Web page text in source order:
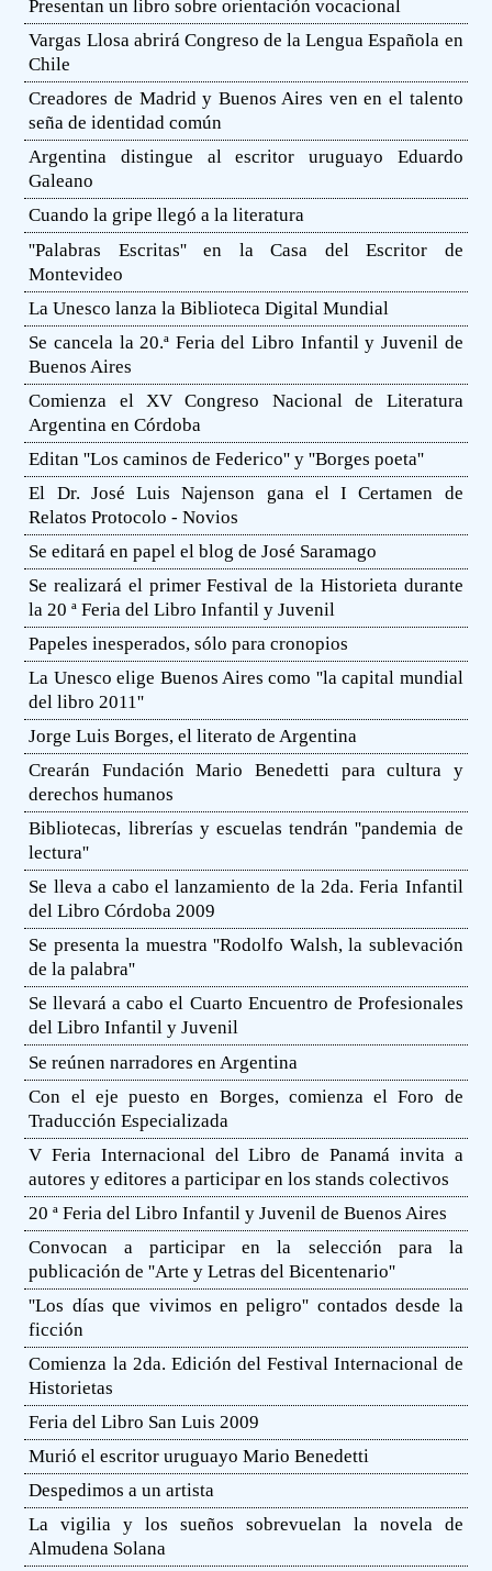
Presentan un libro sobre orientación vocacional
Vargas Llosa abrirá Congreso de la Lengua Española en
Chile
Creadores de Madrid y Buenos Aires ven en el talento
seña de identidad común
Argentina distingue al escritor uruguayo Eduardo
Galeano
Cuando la gripe llegó a la literatura
''Palabras Escritas'' en la Casa del Escritor de
Montevideo
La Unesco lanza la Biblioteca Digital Mundial
Se cancela la 20.ª Feria del Libro Infantil y Juvenil de
Buenos Aires
Comienza el XV Congreso Nacional de Literatura
Argentina en Córdoba
Editan ''Los caminos de Federico'' y ''Borges poeta''
El Dr. José Luis Najenson gana el I Certamen de
Relatos Protocolo - Novios
Se editará en papel el blog de José Saramago
Se realizará el primer Festival de la Historieta durante
la 20 ª Feria del Libro Infantil y Juvenil
Papeles inesperados, sólo para cronopios
La Unesco elige Buenos Aires como ''la capital mundial
del libro 2011''
Jorge Luis Borges, el literato de Argentina
Crearán Fundación Mario Benedetti para cultura y
derechos humanos
Bibliotecas, librerías y escuelas tendrán ''pandemia de
lectura''
Se lleva a cabo el lanzamiento de la 2da. Feria Infantil
del Libro Córdoba 2009
Se presenta la muestra ''Rodolfo Walsh, la sublevación
de la palabra''
Se llevará a cabo el Cuarto Encuentro de Profesionales
del Libro Infantil y Juvenil
Se reúnen narradores en Argentina
Con el eje puesto en Borges, comienza el Foro de
Traducción Especializada
V Feria Internacional del Libro de Panamá invita a
autores y editores a participar en los stands colectivos
20 ª Feria del Libro Infantil y Juvenil de Buenos Aires
Convocan a participar en la selección para la
publicación de ''Arte y Letras del Bicentenario''
''Los días que vivimos en peligro'' contados desde la
ficción
Comienza la 2da. Edición del Festival Internacional de
Historietas
Feria del Libro San Luis 2009
Murió el escritor uruguayo Mario Benedetti
Despedimos a un artista
La vigilia y los sueños sobrevuelan la novela de
Almudena Solana